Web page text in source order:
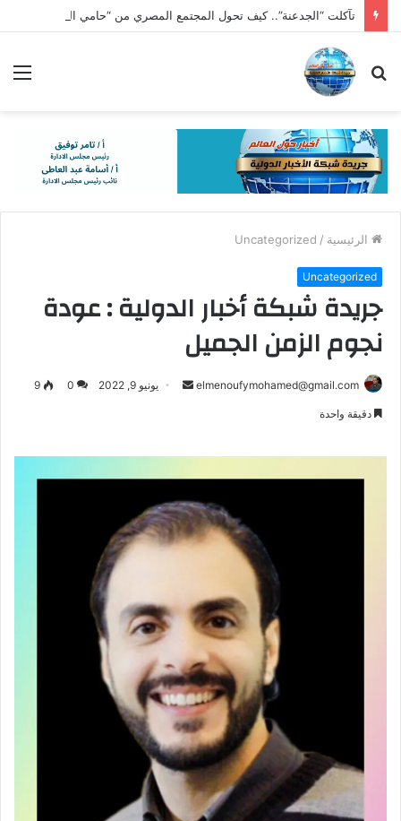
بحث
الرئيسية /
Uncategorized
Uncategorized
جريدة شبكة أخبار الدولية : عودة
نجوم الزمن الجميل
elmenoufymohamed@gmail.com
أرسل يونيو 9, 2022 0
9
دقيقة واحدة